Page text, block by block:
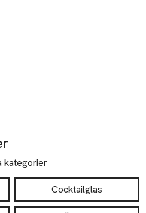
kategorier
Cocktailglas